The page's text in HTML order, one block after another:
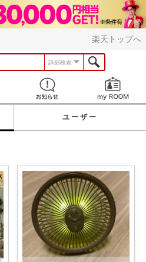
楽天トップへ
詳細検索
見つける お知らせ
ユーザー